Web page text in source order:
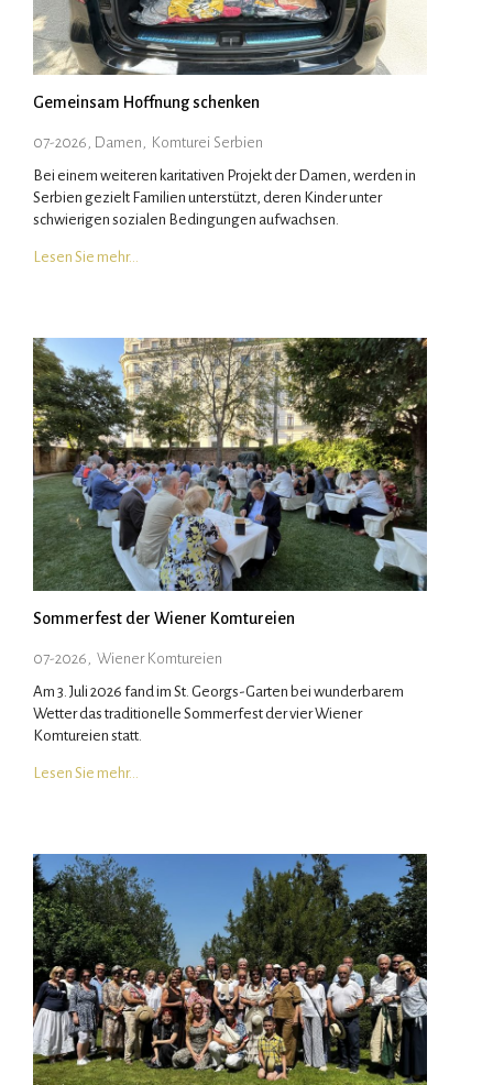
Gemeinsam Hoffnung schenken
07-2026, Damen , Komturei Serbien
Bei einem weiteren karitativen Projekt der Damen, werden in
Serbien gezielt Familien unterstützt, deren Kinder unter
schwierigen sozialen Bedingungen aufwachsen.
Lesen Sie mehr…
Sommerfest der Wiener Komtureien
07-2026 , Wiener Komtureien
Am 3. Juli 2026 fand im St. Georgs-Garten bei wunderbarem
Wetter das traditionelle Sommerfest der vier Wiener
Komtureien statt.
Lesen Sie mehr…